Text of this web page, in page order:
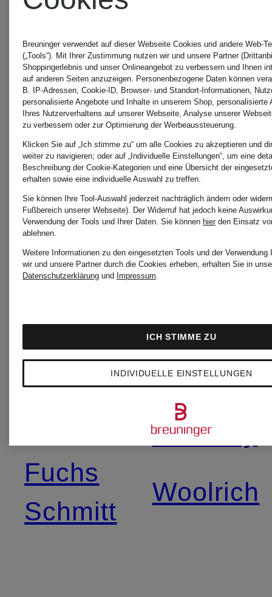
Bogner
Burberry
Canada
Goose
Dsquared
Fuchs
Schmitt
Monari
Mos
Mosh
Island
The
Ordinary
Woolrich
Breuninger verwendet auf dieser Webseite Cookies und andere Web-
(„Tools“). Mit Ihrer Zustimmung nutzen wir und unsere Partner
Shoppingerlebnis und unser Onlineangebot zu verbessern und Ihnen
auf anderen Seiten anzuzeigen. Personenbezogene Daten können
B. IP-Adressen, Cookie-ID, Browser- und Standort-Informationen,
personalisierte Angebote und Inhalte in unserem Shop, personalisierte
Ihres Nutzerverhaltens auf unserer Webseite, Analyse unserer
zu verbessern oder zur Optimierung der Werbeaussteuerung.
Klicken Sie auf „Ich stimme zu“ um alle Cookies zu akzeptieren und
weiter zu navigieren; oder auf „Individuelle Einstellungen“, um eine
Beschreibung der Cookie-Kategorien und eine Übersicht der
erhalten sowie eine individuelle Auswahl zu treffen.
Sie können Ihre Tool-Auswahl jederzeit nachträglich ändern oder
Fußbereich unserer Webseite). Der Widerruf hat jedoch keine
Verwendung der Tools und Ihrer Daten. Sie können hierden Einsatz
ablehnen.
Weitere Informationen zu den eingesetzten Tools und der Verwendung
wir und unsere Partner durch die Cookies erheben, erhalten Sie in
Datenschutzerklärungund Impressum.
INDIVIDUELLE EINSTELLUNGEN
ICH STIMME ZU